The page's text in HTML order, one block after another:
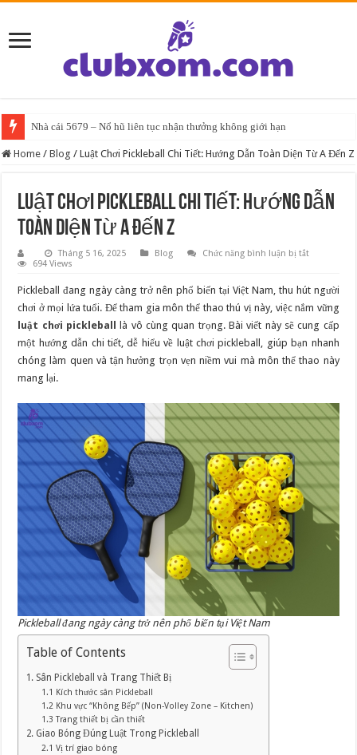
Nhà cái 5679 – Nổ hũ liên tục nhận thưởng không giới hạn
Home / Blog / Luật Chơi Pickleball Chi Tiết: Hướng Dẫn Toàn Diện Từ A Đến Z
Luật Chơi Pickleball Chi Tiết: Hướng Dẫn
Toàn Diện Từ A Đến Z
Tháng 5 16, 2025 Blog Chức năng bình luận bị tắtở
Pickleball
Chi
Tiết:
Hướng
Dẫn
Diện
Từ
A
694 Views
Pickleball đang ngày càng trở nên phổ biến tại Việt Nam, thu hút người
chơi ở mọi lứa tuổi. Để tham gia môn thể thao thú vị này, việc nắm vững
luật chơi pickleball
là vô cùng quan trọng. Bài viết này sẽ cung cấp
một hướng dẫn chi tiết, dễ hiểu về luật chơi pickleball, giúp bạn nhanh
chóng làm quen và tận hưởng trọn vẹn niềm vui mà môn thể thao này
mang lại.
Pickleball đang ngày càng trở nên phổ biến tại Việt Nam
Table of Contents
1. Sân Pickleball và Trang Thiết Bị
1.1 Kích thước sân Pickleball
1.2 Khu vực “Không Bếp” (Non-Volley Zone – Kitchen)
1.3 Trang thiết bị cần thiết
2. Giao Bóng Đúng Luật Trong Pickleball
2.1 Vị trí giao bóng